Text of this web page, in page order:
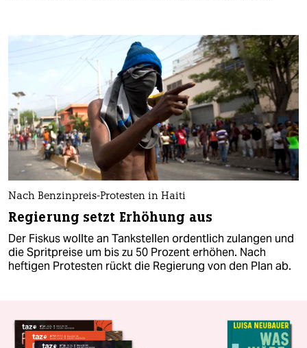
Nach Benzinpreis-Protesten in Haiti
Regierung setzt Erhöhung aus
Der Fiskus wollte an Tankstellen ordentlich zulangen und
die Spritpreise um bis zu 50 Prozent erhöhen. Nach
heftigen Protesten rückt die Regierung von den Plan ab.